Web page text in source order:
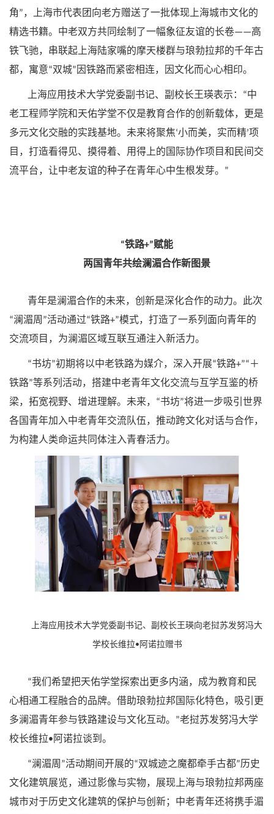
角”，上海市代表团向老方赠送了一批体现上海城市文化的
精选书籍。中老双方共同绘制了一幅象征友谊的长卷——高
铁飞驰，串联起上海陆家嘴的摩天楼群与琅勃拉邦的千年古
都，寓意“双城” 因铁路而紧密相连，因文化而心心相印。
上海应用技术大学党委副书记、副校长王瑛表示： “中
老工程师学院和天佑学堂不仅是教育合作的创新载体，更是
多元文化交融的实践基地。未来将聚焦‘小而美，实而精’项
目，打造看得见、摸得着、用得上的国际协作项目和民间交
流平台，让中老友谊的种子在青年心中生根发芽。 ”
“铁路+”赋能
两国青年共绘澜湄合作新图景
青年是澜湄合作的未来，创新是深化合作的动力。此次
“澜湄周 ”活动通过“铁路+”模式，打造了一系列面向青年的
交流项目，为澜湄区域互联互通注入新活力。
“书坊”初期将以中老铁路为媒介，深入开展“铁路+”“＋
铁路”等系列活动，搭建中老青年文化交流与互学互鉴的桥
梁，拓宽视野、增进理解。未来， “书坊”将进一步吸引世界
各国青年加入中老青年交流队伍，推动跨文化对话与合作，
为构建人类命运共同体注入青春活力。
上海应用技术大学党委副书记、副校长王瑛向老挝苏发努冯大
学校长维拉• 阿诺拉赠书
“我们希望把天佑学堂探索出更多内涵，成为教育和民
心相通工程融合的品牌。借助琅勃拉邦国际化特色，吸引更
多澜湄青年参与铁路建设与文化互动。 ”老挝苏发努冯大学
校长维拉• 阿诺拉谈到。
“澜湄周 ”活动期间开展的“双城迹之魔都牵手古都”历史
文化建筑展览，通过影像与实物，展现上海与琅勃拉邦两座
城市对于历史文化建筑的保护与创新；中老青年还将携手湄